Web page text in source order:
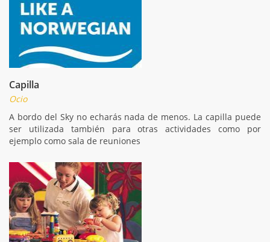
Capilla
Ocio
A bordo del Sky no echarás nada de menos. La capilla puede
ser utilizada también para otras actividades como por
ejemplo como sala de reuniones